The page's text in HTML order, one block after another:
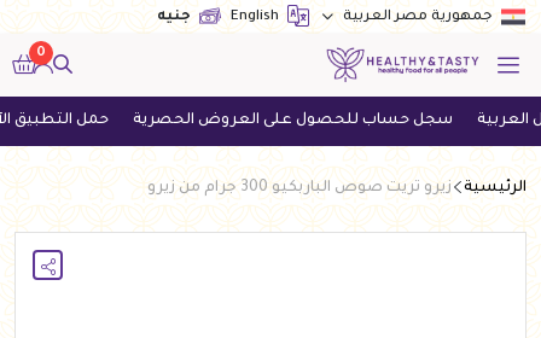
جنيه
0
سجل حساب للحصول على العروض الحصرية حمل التطبيق الآن
الرئيسية زيرو تريت صوص الباربكيو 300 جرام من زيرو